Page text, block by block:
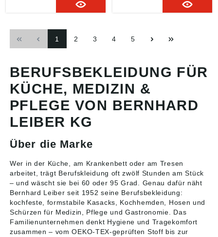
EthylenvinylacetatVerstä
KomfortAtmungsaktives
Obermaterial für
FüßeHerausnehmbare
Einlegesohle für
Luftzirkulation
gewünschten Größe.
Tragekomfort und
bei professionellen
Anwendungen. Ideal für
den Einsatz in
Arbeitsumgebungen, in
denen eine zuverlässige
und komfortable
Arbeitsbekleidung
erforderlich
ist.Eigenschaften:Öko-
Tex Standard 100
ZertifizierungErstklassig
Größen 34 bis
zung: 50% Baumwolle,
50%
PolyesterFlächengewich
t: 150 g/m²Dunkelgraue
FarbgebungTextilpflege:
Waschbar bei 95
°CNicht
bleichenTrommeltrockne
n bei niedriger
LEIBER zeichnet sich
durch eine exzellente
Tragekomfort aus. Es ist
geeignet, wo sowohl Stil
als auch
Strapazierfähigkeit
gefragt sind. Die
hervorragende
Passform und die
Polyester Öko Tex
Standard 100 zertifiziert
für Schadstofffreiheit
Gewicht: 150 gsm
Pflege: Waschen bei 95
°C, schonendes
TrocknenEinsatzbereich
e: Industrielle
Arbeitsplätze
1 2 3 4 5
BERUFSBEKLEIDUNG FÜR
KÜCHE, MEDIZIN &
PFLEGE VON BERNHARD
LEIBER KG
Über die Marke
Wer in der Küche, am Krankenbett oder am Tresen
arbeitet, trägt Berufskleidung oft zwölf Stunden am Stück
– und wäscht sie bei 60 oder 95 Grad. Genau dafür näht
Bernhard Leiber seit 1952 seine Berufsbekleidung:
kochfeste, formstabile Kasacks, Kochhemden, Hosen und
Schürzen für Medizin, Pflege und Gastronomie. Das
Familienunternehmen denkt Hygiene und Tragekomfort
zusammen – vom OEKO-TEX-geprüften Stoff bis zur